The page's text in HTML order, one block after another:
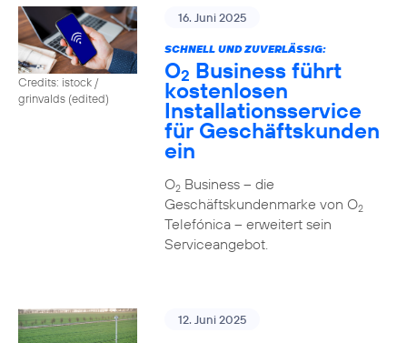
Credits: istock /
grinvalds (edited)
16. Juni 2025
SCHNELL UND ZUVERLÄSSIG:
O2 Business führt
kostenlosen
Installationsservice
für Geschäftskunden
ein
O2Business – die
Geschäftskundenmarke von O2
Telefónica – erweitert sein
Serviceangebot.
12. Juni 2025